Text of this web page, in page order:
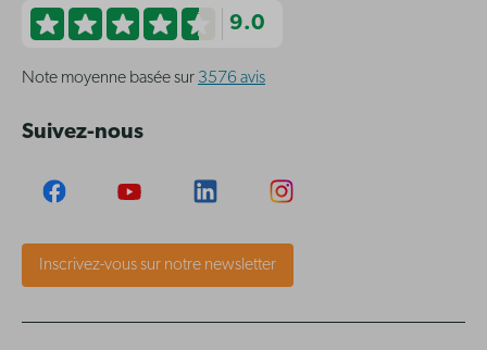
9.0
Note moyenne basée sur 3576 avis
Suivez-nous
Inscrivez-vous sur notre newsletter